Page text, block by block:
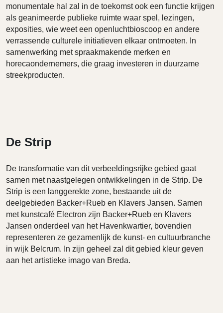
monumentale hal zal in de toekomst ook een functie krijgen
als geanimeerde publieke ruimte waar spel, lezingen,
exposities, wie weet een openluchtbioscoop en andere
verrassende culturele initiatieven elkaar ontmoeten. In
samenwerking met spraakmakende merken en
horecaondernemers, die graag investeren in duurzame
streekproducten.
De Strip
De transformatie van dit verbeeldingsrijke gebied gaat
samen met naastgelegen ontwikkelingen in de Strip. De
Strip is een langgerekte zone, bestaande uit de
deelgebieden Backer+Rueb en Klavers Jansen. Samen
met kunstcafé Electron zijn Backer+Rueb en Klavers
Jansen onderdeel van het Havenkwartier, bovendien
representeren ze gezamenlijk de kunst- en cultuurbranche
in wijk Belcrum. In zijn geheel zal dit gebied kleur geven
aan het artistieke imago van Breda.